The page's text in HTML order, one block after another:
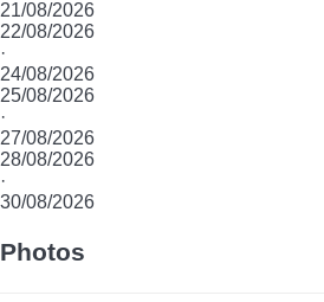
21/08/2026
22/08/2026
·
24/08/2026
25/08/2026
·
27/08/2026
28/08/2026
·
30/08/2026
Photos